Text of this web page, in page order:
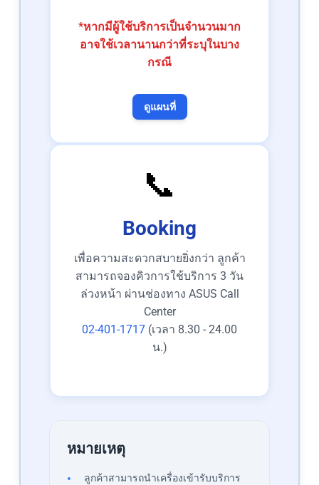
*หากมีผู้ใช้บริการเป็นจำนวนมาก
อาจใช้เวลานานกว่าที่ระบุในบาง
กรณี
ดูแผนที่
📞
Booking
เพื่อความสะดวกสบายยิ่งกว่า ลูกค้า
สามารถจองคิวการใช้บริการ 3 วัน
ล่วงหน้า ผ่านช่องทาง ASUS Call
Center
02-401-1717 (เวลา 8.30 - 24.00
น.)
หมายเหตุ
ลูกค้าสามารถนำเครื่องเข้ารับบริการ